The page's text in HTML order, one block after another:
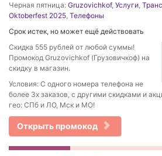
Черная пятница: Gruzovichkof, Услуги,
Oktoberfest 2025, Телефоны
Срок истек, но может ещё действовать
Скидка 555 рублей от любой суммы!
Промокод Gruzovichkof (Грузовичкоф) на
скидку в магазин.
Условия: С одного номера телефона не
более 3х заказов, с другими скидками и
гео: СПб и ЛО, Мск и МО!
Открыть промокод